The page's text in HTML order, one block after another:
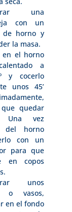
una
con un
de horno y
la masa.
en el horno
a
y cocerlo
unos 45’
quedar
Una vez
del horno
con un
para que
en copos
unos
o vasos,
en el fondo